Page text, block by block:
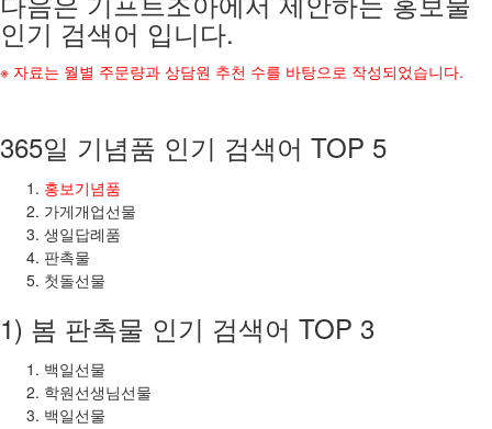
인기 검색어 입니다.
※ 자료는 월별 주문량과 상담원 추천 수를 바탕으로 작성되었습니다.
365일 기념품 인기 검색어 TOP 5
홍보기념품
가게개업선물
생일답례품
판촉물
첫돌선물
1) 봄 판촉물 인기 검색어 TOP 3
백일선물
학원선생님선물
백일선물